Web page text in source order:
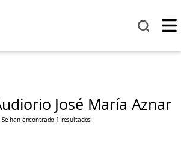
José María Aznar
Se han encontrado 1 resultados